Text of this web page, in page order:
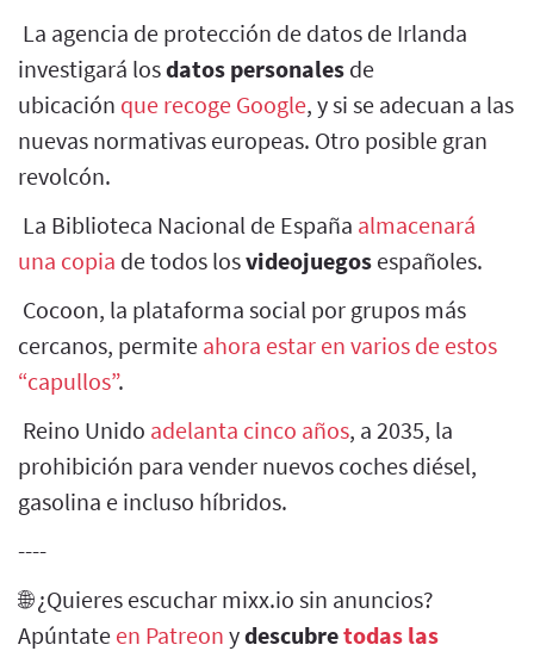
La agencia de protección de datos de Irlanda
investigará losdatos personales de
ubicación que recoge Google, y si se adecuan a las
nuevas normativas europeas. Otro posible gran
revolcón.
La Biblioteca Nacional de España almacenará
una copia de todos losvideojuegos españoles.
Cocoon, la plataforma social por grupos más
cercanos, permite ahora estar en varios de estos
“capullos”.
Reino Unido adelanta cinco años, a 2035, la
prohibición para vender nuevos coches diésel,
gasolina e incluso híbridos.
----
🌐 ¿Quieres escuchar mixx.io sin anuncios?
Apúntate en Patreon ydescubretodas las